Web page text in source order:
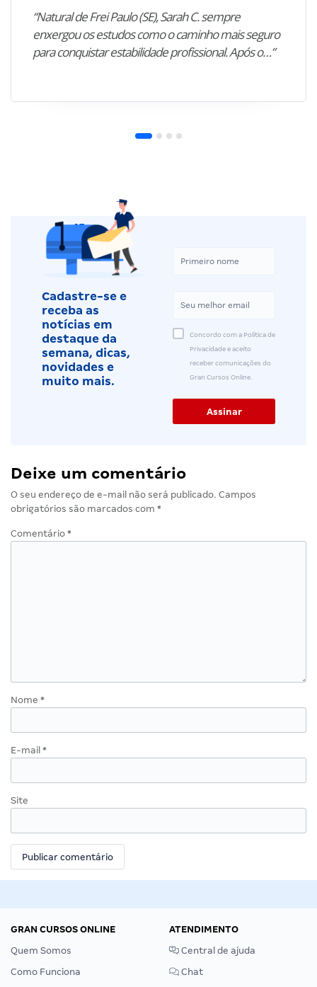
“Natural de Frei Paulo (SE), Sarah C. sempre
enxergou os estudos como o caminho mais seguro
para conquistar estabilidade profissional. Após o…”
Cadastre-se e
receba as
notícias em
destaque da
semana, dicas,
novidades e
muito mais.
Concordo com a Política de
Privacidade e aceito
receber comunicações do
Gran Cursos Online.
Deixe um comentário
O seu endereço de e-mail não será publicado. Campos
obrigatórios são marcados com *
Comentário *
Nome *
E-mail *
Site
GRAN CURSOS ONLINE
Quem Somos
Como Funciona
ATENDIMENTO
Central de ajuda
Chat